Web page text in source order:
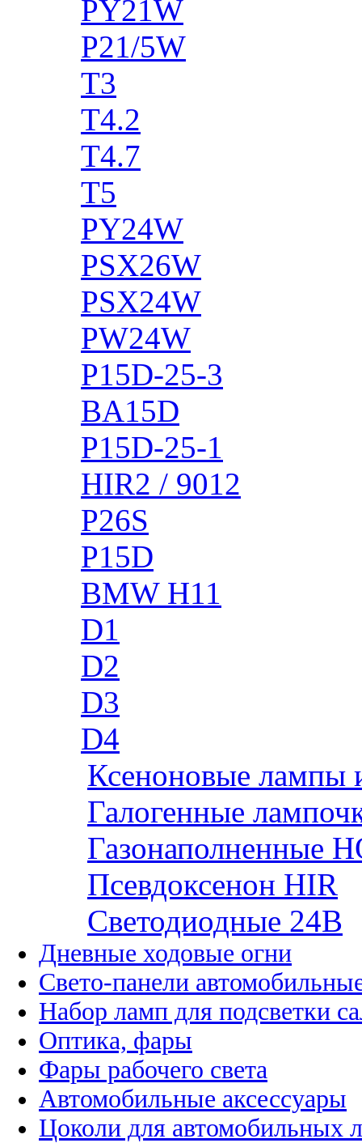
PY21W
P21/5W
T3
T4.2
T4.7
T5
PY24W
PSX26W
PSX24W
PW24W
P15D-25-3
BA15D
P15D-25-1
HIR2 / 9012
P26S
P15D
BMW H11
D1
D2
D3
D4
Ксеноновые лампы
Галогенные
Газонаполненные
Псевдоксенон HIR
Cветодиодные 24B
Дневные ходовые огни
Свето-панели
Набор ламп для подсветки
Оптика, фары
Фары рабочего света
Автомобильные аксессуары
Цоколи для автомобильных